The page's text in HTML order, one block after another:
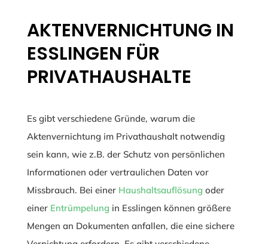
AKTENVERNICHTUNG IN
ESSLINGEN FÜR
PRIVATHAUSHALTE
Es gibt verschiedene Gründe, warum die
Aktenvernichtung im Privathaushalt notwendig
sein kann, wie z.B. der Schutz von persönlichen
Informationen oder vertraulichen Daten vor
Missbrauch. Bei einer Haushaltsauflösung oder
einer Entrümpelung in Esslingen können größere
Mengen an Dokumenten anfallen, die eine sichere